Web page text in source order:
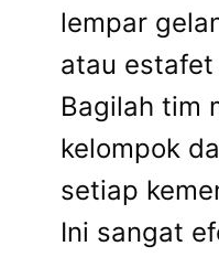
lempar
atau estafet
Bagilah tim
kelompok
setiap
Ini sangat